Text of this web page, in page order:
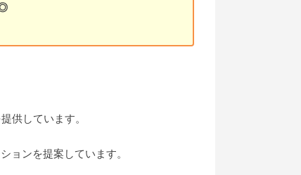
供しています。
ョンを提案しています。